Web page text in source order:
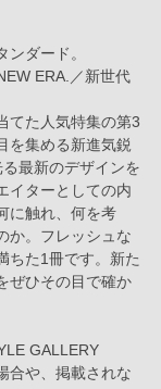
ダード。
ERA.／新世代
てた人気特集の第3
を集める新進気鋭
最新のデザインを
イターとしての内
に触れ、何を考
か。フレッシュな
ちた1冊です。新た
ぜひその目で確か
GALLERY
合や、掲載されな